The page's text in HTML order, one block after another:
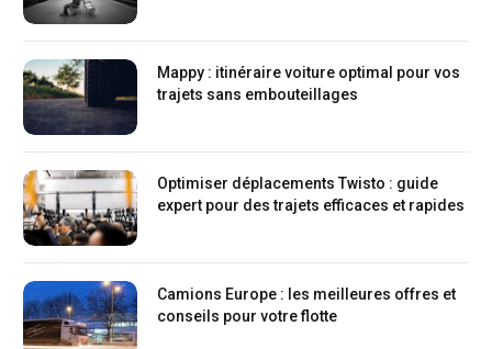
Mappy : itinéraire voiture optimal pour vos
trajets sans embouteillages
Optimiser déplacements Twisto : guide
expert pour des trajets efficaces et rapides
Camions Europe : les meilleures offres et
conseils pour votre flotte